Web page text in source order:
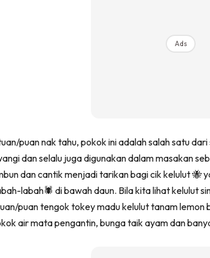
Landed
Ilham
Impiana TV
Casa
Impiana
Lahar Dekor
Sembang Dekor
Ads
puan nak tahu, pokok ini adalah salah satu
dan selalu juga digunakan dalam masakan
dan cantik menjadi tarikan bagi cik kelulut 🐝
labah🕷️ di bawah daun. Bila kita lihat kelulut
puan tengok tokey madu kelulut tanam lemon
air mata pengantin, bunga taik ayam dan